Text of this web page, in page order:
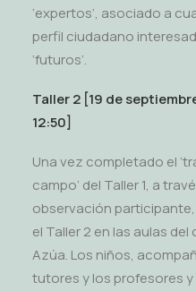
‘expertos’, asociado a
perfil ciudadano
‘futuros’.
Taller 2 [19 de
12:50]
Una vez completado el
campo’ del Taller 1, a
observación
el Taller 2 en las aulas
Azúa. Los niños,
tutores y los profesores